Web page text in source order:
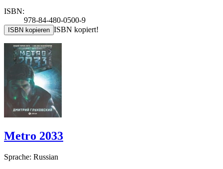
ISBN:
978-84-480-0500-9
ISBN kopieren ISBN kopiert!
Metro 2033
Sprache: Russian